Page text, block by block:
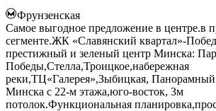
Фрунзенская
Самое выгодное предложение в центре.в
сегменте.ЖК «Славянский квартал»-
престижный и зеленый центр Минска:
Победы,Стелла,Троицкое,набережная
реки,ТЦ«Галерея»,Зыбицкая,
Минска с 22-м этажа,юго-восток, 3м
потолок.Функциональная